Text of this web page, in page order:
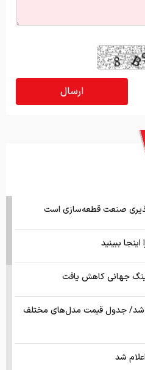
صنعت قطعه‌سازی است
ببینید
تومان شد/ جدول قیمت مدل‌های مختلف
شد